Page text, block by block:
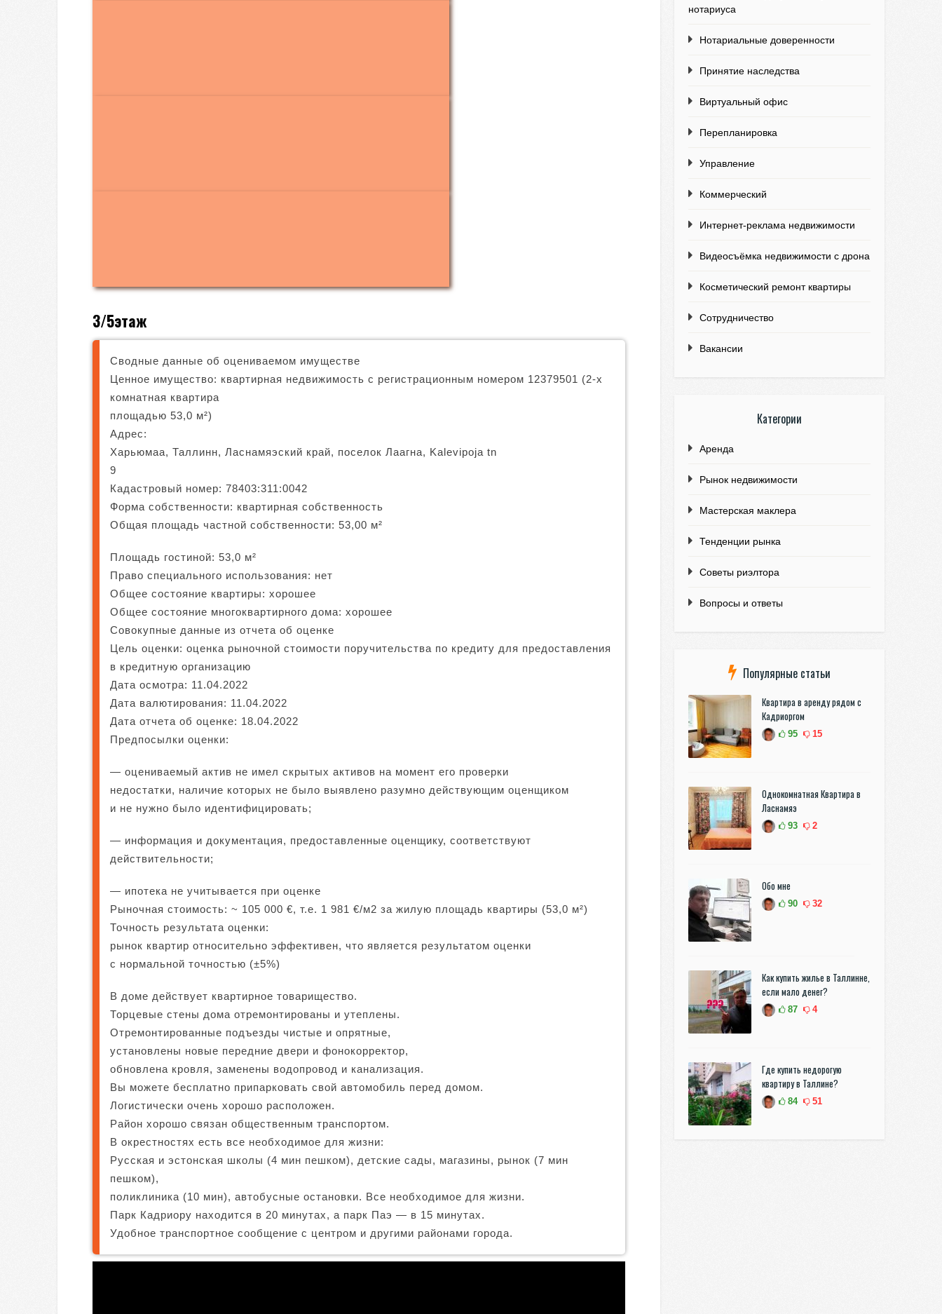
3/5этаж
Сводные данные об оцениваемом имуществе
Ценное имущество: квартирная недвижимость с регистрационным номером 12379501 ​​(2-х
комнатная квартира
площадью 53,0 м²)
Адрес:
Харьюмаа, Таллинн, Ласнамяэский край, поселок Лаагна, Kalevipoja tn
9
Кадастровый номер: 78403:311:0042
Форма собственности: квартирная собственность
Общая площадь частной собственности: 53,00 м²
Площадь гостиной: 53,0 м²
Право специального использования: нет
Общее состояние квартиры: хорошее
Общее состояние многоквартирного дома: хорошее
Совокупные данные из отчета об оценке
Цель оценки: оценка рыночной стоимости поручительства по кредиту для предоставления
в кредитную организацию
Дата осмотра: 11.04.2022
Дата валютирования: 11.04.2022
Дата отчета об оценке: 18.04.2022
Предпосылки оценки:
— оцениваемый актив не имел скрытых активов на момент его проверки
недостатки, наличие которых не было выявлено разумно действующим оценщиком
и не нужно было идентифицировать;
— информация и документация, предоставленные оценщику, соответствуют
действительности;
— ипотека не учитывается при оценке
Рыночная стоимость: ~ 105 000 €, т.е. 1 981 €/м2 за жилую площадь квартиры (53,0 м²)
Точность результата оценки:
рынок квартир относительно эффективен, что является результатом оценки
с нормальной точностью (±5%)
В доме действует квартирное товарищество.
Торцевые стены дома отремонтированы и утеплены.
Отремонтированные подъезды чистые и опрятные,
установлены новые передние двери и фонокорректор,
обновлена ​​кровля, заменены водопровод и канализация.
Вы можете бесплатно припарковать свой автомобиль перед домом.
Логистически очень хорошо расположен.
Район хорошо связан общественным транспортом.
В окрестностях есть все необходимое для жизни:
Русская и эстонская школы (4 мин пешком), детские сады, магазины, рынок (7 мин
пешком),
поликлиника (10 мин), автобусные остановки. Все необходимое для жизни.
Парк Кадриору находится в 20 минутах, а парк Паэ — в 15 минутах.
Удобное транспортное сообщение с центром и другими районами города.
нотариуса
Нотариальные доверенности
Принятие наследства
Виртуальный офис
Перепланировка
Управление
Коммерческий
Интернет-реклама недвижимости
Видеосъёмка недвижимости с дрона
Косметический ремонт квартиры
Сотрудничество
Вакансии
Категории
Аренда
Рынок недвижимости
Мастерская маклера
Тенденции рынка
Советы риэлтора
Вопросы и ответы
Популярные статьи
Квартира в аренду рядом с
Кадриоргом
95 15
Однокомнатная Квартира в
Ласнамяэ
93 2
Обо мне
90 32
Как купить жилье в Таллинне,
если мало денег?
87 4
Где купить недорогую
квартиру в Таллине?
84 51